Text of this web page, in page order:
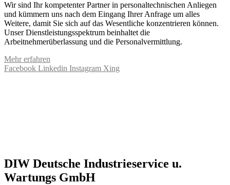
Wir sind Ihr kompetenter Partner in personaltechnischen Anliegen
und kümmern uns nach dem Eingang Ihrer Anfrage um alles
Weitere, damit Sie sich auf das Wesentliche konzentrieren können.
Unser Dienstleistungsspektrum beinhaltet die
Arbeitnehmerüberlassung und die Personalvermittlung.
Mehr erfahren
Facebook Linkedin Instagram Xing
DIW Deutsche Industrieservice u.
Wartungs GmbH